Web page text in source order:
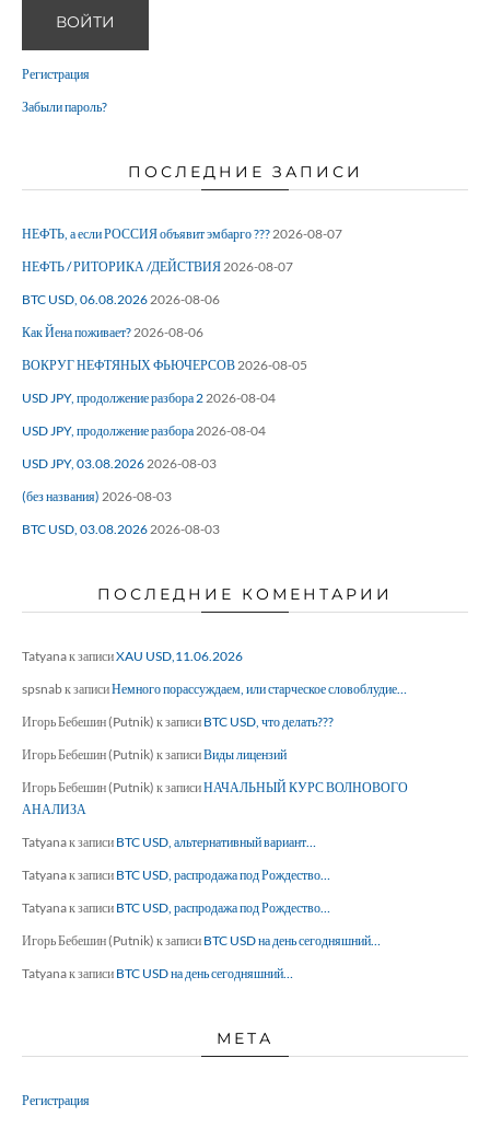
ВОЙТИ
Регистрация
Забыли пароль?
ПОСЛЕДНИЕ ЗАПИСИ
НЕФТЬ, а если РОССИЯ объявит эмбарго ???2026-08-07
НЕФТЬ / РИТОРИКА /ДЕЙСТВИЯ2026-08-07
BTC USD, 06.08.20262026-08-06
Как Йена поживает?2026-08-06
ВОКРУГ НЕФТЯНЫХ ФЬЮЧЕРСОВ2026-08-05
USD JPY, продолжение разбора 22026-08-04
USD JPY, продолжение разбора2026-08-04
USD JPY, 03.08.20262026-08-03
(без названия) 2026-08-03
BTC USD, 03.08.20262026-08-03
ПОСЛЕДНИЕ КОМЕНТАРИИ
Tatyanaк записиXAU USD,11.06.2026
spsnabк записиНемного порассуждаем, или старческое словоблудие…
Игорь Бебешин (Putnik) к записи BTC USD, что делать???
Игорь Бебешин (Putnik) к записиВиды лицензий
Игорь Бебешин (Putnik) к записиНАЧАЛЬНЫЙ КУРС ВОЛНОВОГО
АНАЛИЗА
Tatyanaк записи BTC USD, альтернативный вариант…
Tatyanaк записи BTC USD, распродажа под Рождество…
Tatyanaк записи BTC USD, распродажа под Рождество…
Игорь Бебешин (Putnik) к записи BTC USD на день сегодняшний…
Tatyanaк записи BTC USD на день сегодняшний…
МЕТА
Регистрация